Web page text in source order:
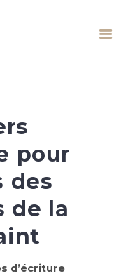
pour
des
de la
d’écriture